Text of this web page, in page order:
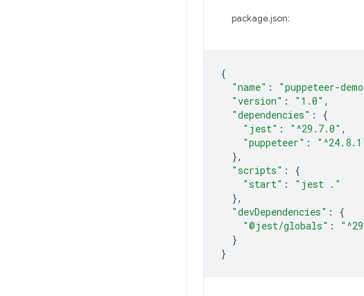
package.json:
{
"name" : "puppeteer-
"version" : "1.0" ,
"dependencies" :
{
"jest" : "^29.7.0" ,
"puppeteer" :
},
"scripts" :
{
"start" :
"jest ."
},
"devDependencies" :
{
"@jest/globals" :
}
}